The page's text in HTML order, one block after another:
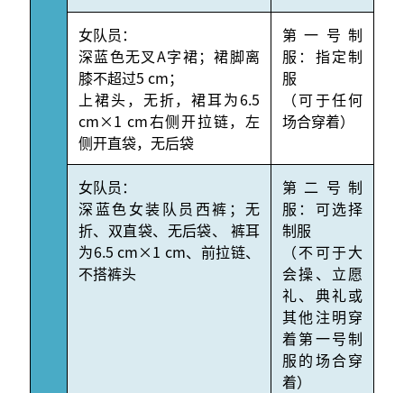
女队员：
深蓝色无叉A字裙；裙脚离
膝不超过5 cm；
上裙头，无折，裙耳为6.5
cm×1 cm右侧开拉链，左
侧开直袋，无后袋
第一号制
服：指定制
服
（可于任何
场合穿着）
女队员：
深蓝色女装队员西裤；无
折、双直袋、无后袋、 裤耳
为6.5 cm×1 cm、前拉链、
不搭裤头
第二号制
服：可选择
制服
（不可于大
会操、立愿
礼、典礼或
其他注明穿
着第一号制
服的场合穿
着）